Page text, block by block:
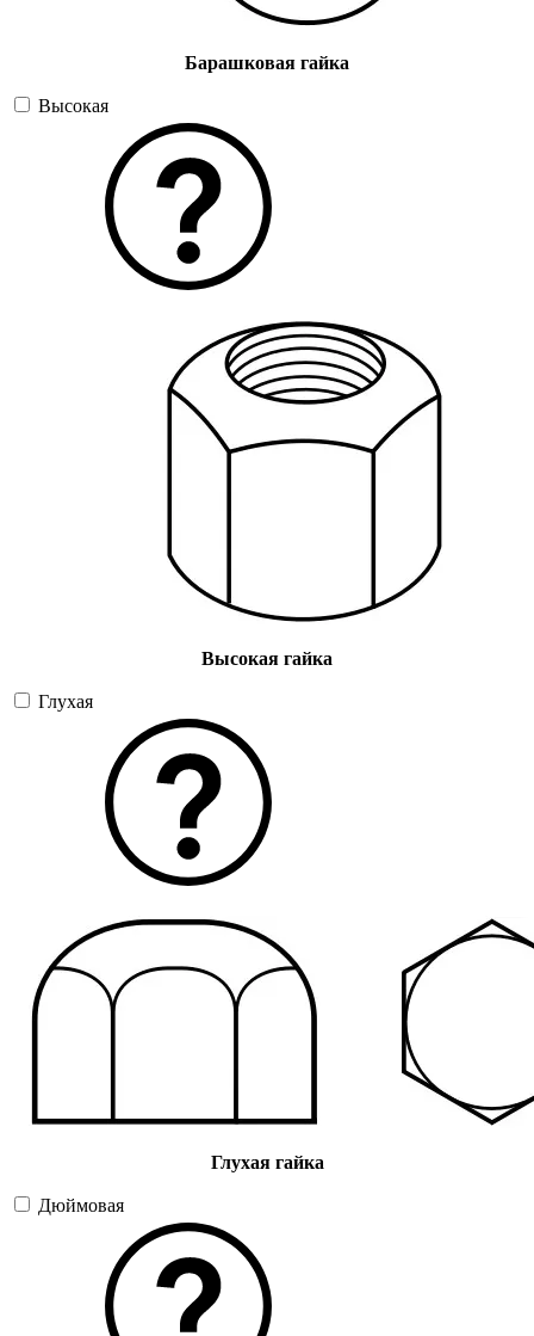
Барашковая гайка
Высокая
Высокая гайка
Глухая
Глухая гайка
Дюймовая